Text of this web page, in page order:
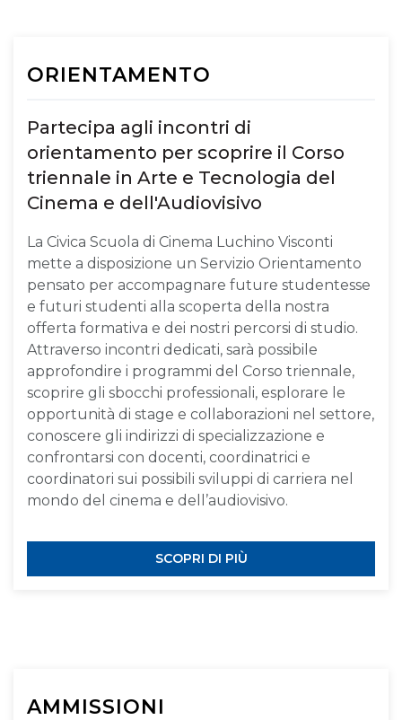
ORIENTAMENTO
Partecipa agli incontri di
orientamento per scoprire il Corso
triennale in Arte e Tecnologia del
Cinema e dell'Audiovisivo
La Civica Scuola di Cinema Luchino Visconti
mette a disposizione un Servizio Orientamento
pensato per accompagnare future studentesse
e futuri studenti alla scoperta della nostra
offerta formativa e dei nostri percorsi di studio.
Attraverso incontri dedicati, sarà possibile
approfondire i programmi del Corso triennale,
scoprire gli sbocchi professionali, esplorare le
opportunità di stage e collaborazioni nel settore,
conoscere gli indirizzi di specializzazione e
confrontarsi con docenti, coordinatrici e
coordinatori sui possibili sviluppi di carriera nel
mondo del cinema e dell’audiovisivo.
SCOPRI DI PIÙ
AMMISSIONI